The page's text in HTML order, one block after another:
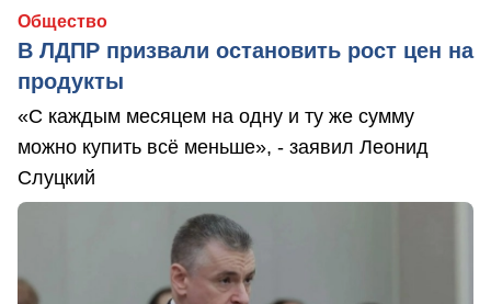
Общество
В ЛДПР призвали остановить рост цен на
продукты
«С каждым месяцем на одну и ту же сумму
можно купить всё меньше», - заявил Леонид
Слуцкий